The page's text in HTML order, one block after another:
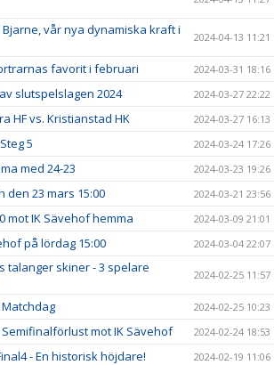
vår nya dynamiska kraft i
2024-04-13 11:21
favorit i februari 2024-03-31 18:16
slutspelslagen 2024 2024-03-27 22:22
HF vs. Kristianstad HK 2024-03-27 16:13
5 2024-03-24 17:26
med 24-23 2024-03-23 19:26
den 23 mars 15:00 2024-03-21 23:56
mot IK Sävehof hemma 2024-03-09 21:01
på lördag 15:00 2024-03-04 22:07
talanger skiner - 3 spelare
2024-02-25 11:57
2024-02-25 10:23
Semifinalförlust mot IK Sävehof 2024-02-24 18:53
- En historisk höjdare! 2024-02-19 11:06